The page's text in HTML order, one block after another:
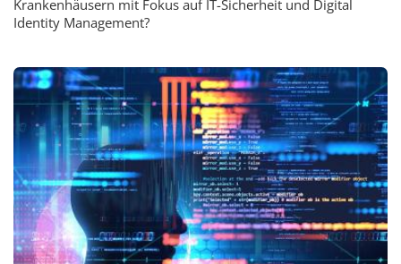
Krankenhäusern mit Fokus auf IT-Sicherheit und Digital
Identity Management?